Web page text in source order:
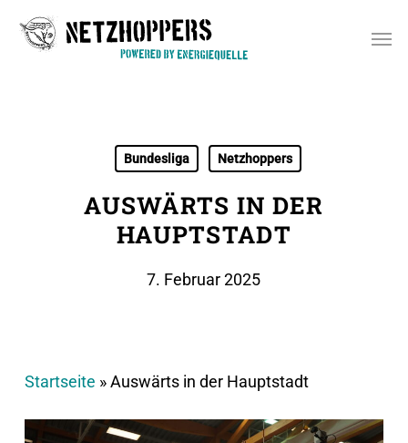
Bundesliga Netzhoppers
AUSWÄRTS IN DER
HAUPTSTADT
7. Februar 2025
Startseite »Auswärts in der Hauptstadt